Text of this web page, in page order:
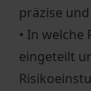
präzise
• In welche
eingeteilt